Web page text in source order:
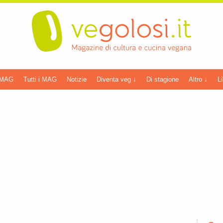
Tutti i MAG Notizie Diventa veg ↓ Di stagione Altro ↓